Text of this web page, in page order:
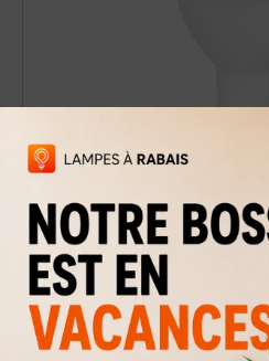
Ampoule DEL GU-10 / 3000K
2,99 $5 $